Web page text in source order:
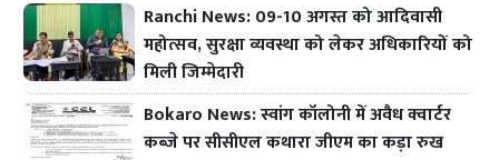
Ranchi News: 09-10 अगस्त को आदिवासी
महोत्सव, सुरक्षा व्यवस्था को लेकर अधिकारियों को
मिली जिम्मेदारी
Bokaro News: स्वांग कॉलोनी में अवैध क्वार्टर
कब्जे पर सीसीएल कथारा जीएम का कड़ा रुख